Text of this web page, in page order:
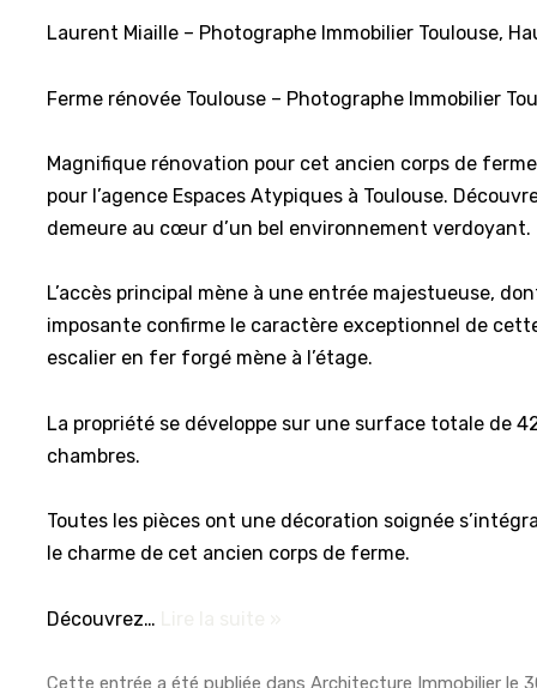
Laurent Miaille – Photographe Immobilier Toulouse,
Ferme rénovée Toulouse – Photographe Immobilier
Magnifique rénovation pour cet ancien corps de
pour l’agence Espaces Atypiques à Toulouse.
demeure au cœur d’un bel environnement verdoyant.
L’accès principal mène à une entrée majestueuse,
imposante confirme le caractère exceptionnel de
escalier en fer forgé mène à l’étage.
La propriété se développe sur une surface totale de
chambres.
Toutes les pièces ont une décoration soignée
le charme de cet ancien corps de ferme.
Découvrez…
Cette entrée a été publiée dansArchitecture Immobilier le